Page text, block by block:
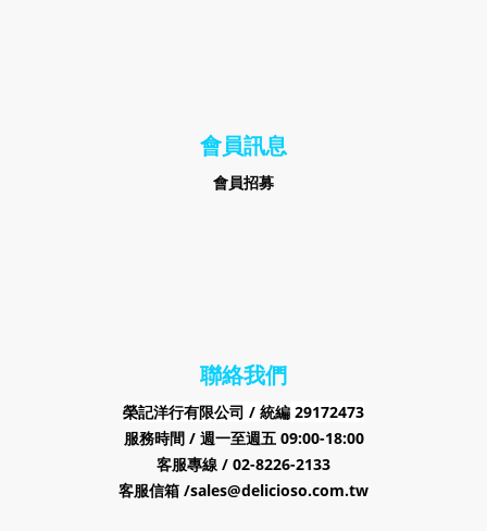
會員訊息
會員招募
聯絡我們
榮記洋行有限公司 / 統編 29172473
服務時間 / 週一至週五 09:00-18:00
客服專線 / 02-8226-2133
客服信箱 /sales@delicioso.com.tw